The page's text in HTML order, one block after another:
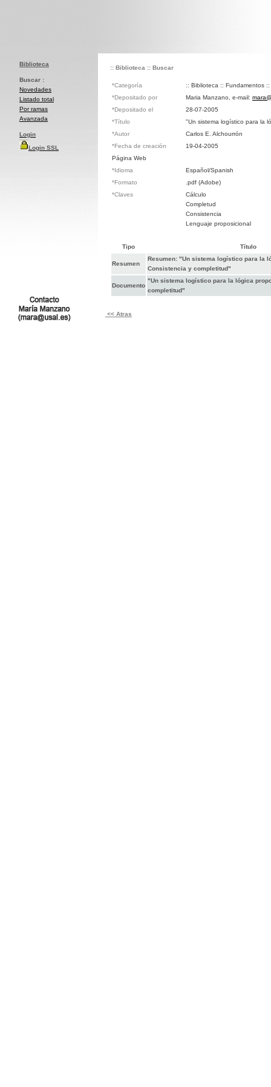
Biblioteca
Buscar :
Novedades
Listado total
Por ramas
Avanzada
Login
Login SSL
:: Biblioteca :: Buscar
*Categoría
:: Biblioteca :: Fundamentos
*Depositado por
Maria Manzano, e-mail:
*Depositado el
28-07-2005
*Título
"Un sistema logístico para la
*Autor
Carlos E. Alchourrón
*Fecha de creación
19-04-2005
Página Web
*Idioma
Español/Spanish
*Formato
.pdf (Adobe)
*Claves
Cálculo
Completud
Consistencia
Lenguaje proposicional
Tipo Título
Resumen
Resumen: "Un sistema logístico para la
Consistencia y completitud"
Documento
"Un sistema logístico para la lógica
completitud"
<< Atras